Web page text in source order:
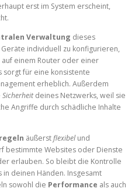
erst im System erscheint,
Verwaltung dieses
individuell zu konfigurieren,
einem Router oder einer
sorgt für eine konsistente
erheblich. Außerdem
Sicherheitdeines Netzwerks, weil sie
Angriffe durch schädliche Inhalte
äußerstflexibelund
bestimmte Websites oder Dienste
erlauben. So bleibt die Kontrolle
deinen Händen. Insgesamt
sowohl die Performance als auch